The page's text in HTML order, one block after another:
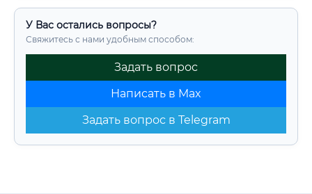
У Вас остались вопросы?
Свяжитесь с нами удобным способом:
Задать вопрос
Написать в Max
Задать вопрос в Telegram